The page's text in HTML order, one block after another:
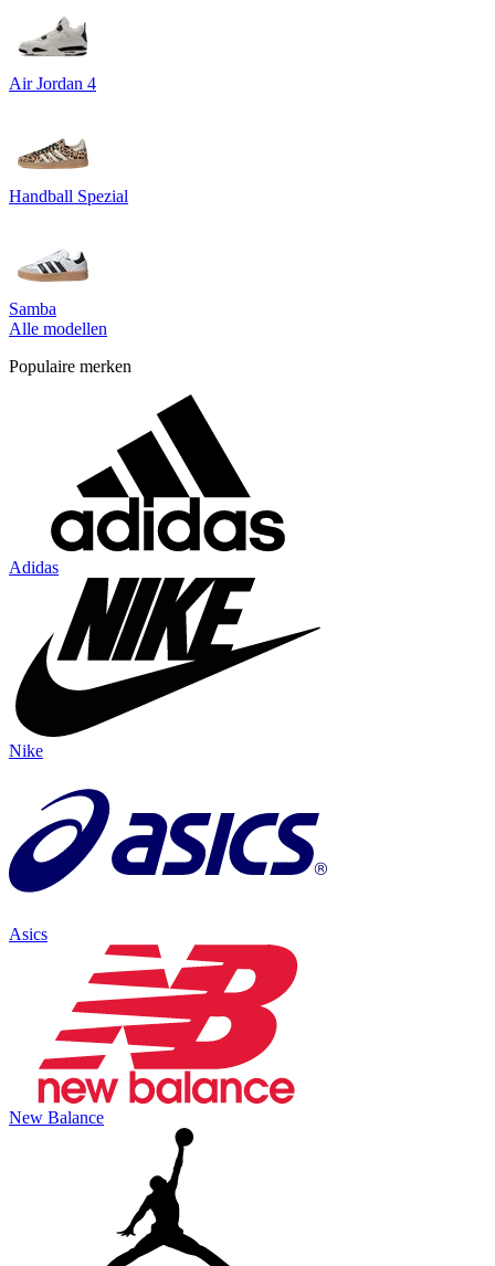
Air Jordan 4
Handball Spezial
Samba
Alle modellen
Populaire merken
Adidas
Nike
Asics
New Balance